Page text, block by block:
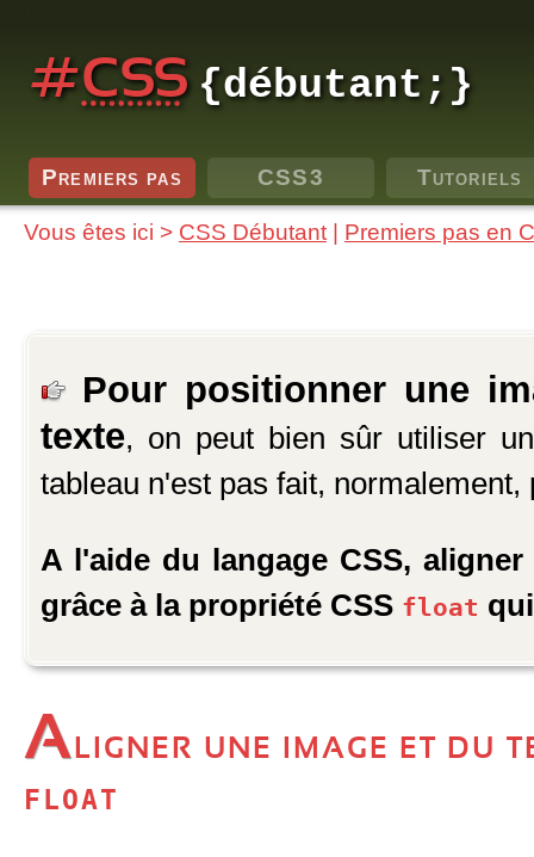
#CSS {débutant;}
Premiers pas CSS3 Tutoriels
Vous êtes ici > CSS Débutant Premiers pas en
Pour positionner une
texte, on peut bien sûr utiliser
tableau n'est pas fait,
A l'aide du langage CSS,
grâce à la propriété CSS float
Aligner une image et du
float